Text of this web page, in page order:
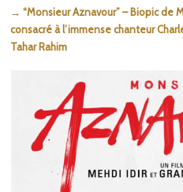
→ “Monsieur Aznavour” – Biopic de
consacré à l’immense chanteur
Tahar Rahim